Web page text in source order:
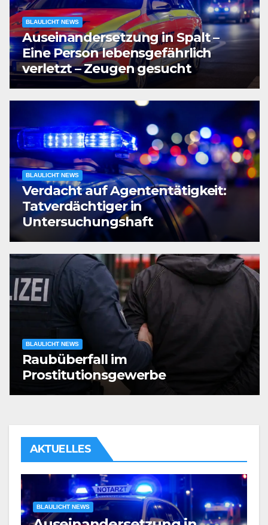
BLAULICHT NEWS
Auseinandersetzung in Spalt –
Eine Person lebensgefährlich
verletzt – Zeugen gesucht
BLAULICHT NEWS
Verdacht auf Agententätigkeit:
Tatverdächtiger in
Untersuchungshaft
BLAULICHT NEWS
Raubüberfall im
Prostitutionsgewerbe
AKTUELLES
BLAULICHT NEWS